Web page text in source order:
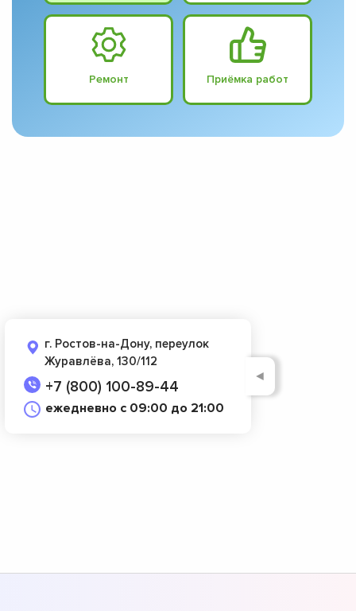
Ремонт Приёмка работ
г. Ростов-на-Дону, переулок
Журавлёва, 130/112
+7 (800) 100-89-44
ежедневно с 09:00 до 21:00
◄